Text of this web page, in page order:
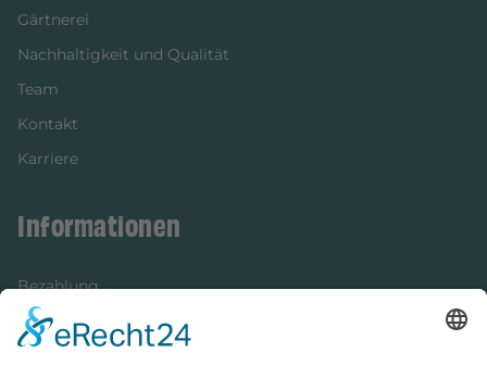
Gärtnerei
Nachhaltigkeit und Qualität
Team
Kontakt
Karriere
Informationen
Bezahlung
Newsletter